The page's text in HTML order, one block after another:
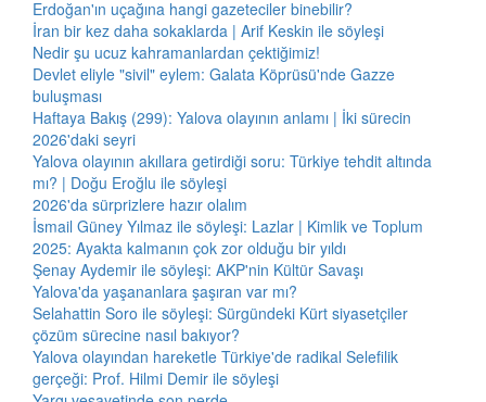
Erdoğan'ın uçağına hangi gazeteciler binebilir?
İran bir kez daha sokaklarda | Arif Keskin ile söyleşi
Nedir şu ucuz kahramanlardan çektiğimiz!
Devlet eliyle "sivil" eylem: Galata Köprüsü'nde Gazze
buluşması
Haftaya Bakış (299): Yalova olayının anlamı | İki sürecin
2026'daki seyri
Yalova olayının akıllara getirdiği soru: Türkiye tehdit altında
mı? | Doğu Eroğlu ile söyleşi
2026'da sürprizlere hazır olalım
İsmail Güney Yılmaz ile söyleşi: Lazlar | Kimlik ve Toplum
2025: Ayakta kalmanın çok zor olduğu bir yıldı
Şenay Aydemir ile söyleşi: AKP'nin Kültür Savaşı
Yalova'da yaşananlara şaşıran var mı?
Selahattin Soro ile söyleşi: Sürgündeki Kürt siyasetçiler
çözüm sürecine nasıl bakıyor?
Yalova olayından hareketle Türkiye'de radikal Selefilik
gerçeği: Prof. Hilmi Demir ile söyleşi